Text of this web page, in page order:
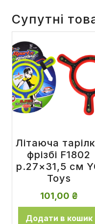
Супутні
Літаюча
фрізбі F1802
р.27×31,5 см
Toys
101,00 ₴
Додати в кошик